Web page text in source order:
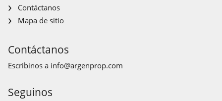
Contáctanos
Mapa de sitio
Contáctanos
Escribinos a info@argenprop.com
Seguinos